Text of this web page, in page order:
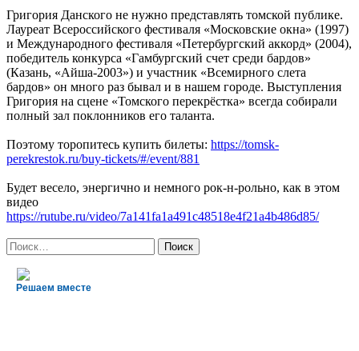
Григория Данского не нужно представлять томской публике.
Лауреат Всероссийского фестиваля «Московские окна» (1997)
и Международного фестиваля «Петербургский аккорд» (2004),
победитель конкурса «Гамбургский счет среди бардов»
(Казань, «Айша-2003») и участник «Всемирного слета
бардов» он много раз бывал и в нашем городе. Выступления
Григория на сцене «Томского перекрёстка» всегда собирали
полный зал поклонников его таланта.
Поэтому торопитесь купить билеты: https://tomsk-
perekrestok.ru/buy-tickets/#/event/881
Будет весело, энергично и немного рок-н-рольно, как в этом
видео
https://rutube.ru/video/7a141fa1a491c48518e4f21a4b486d85/
Найти:
Решаем вместе